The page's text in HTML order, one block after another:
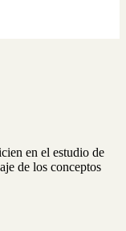
en el estudio de
de los conceptos